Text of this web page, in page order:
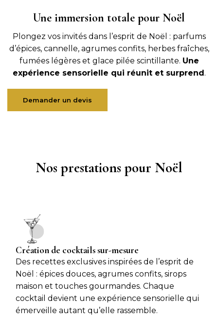
Une immersion totale pour Noël
Plongez vos invités dans l’esprit de Noël : parfums
d’épices, cannelle, agrumes confits, herbes fraîches,
fumées légères et glace pilée scintillante. Une
expérience sensorielle qui réunit et surprend.
Demander un devis
Nos prestations pour Noël
Création de cocktails sur-mesure
Des recettes exclusives inspirées de l’esprit de
Noël : épices douces, agrumes confits, sirops
maison et touches gourmandes. Chaque
cocktail devient une expérience sensorielle qui
émerveille autant qu’elle rassemble.